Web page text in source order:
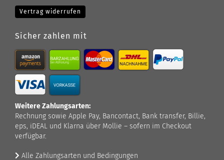
Vertrag widerrufen
Sicher zahlen mit
Weitere Zahlungsarten:
Rechnung sowie Apple Pay, Bancontact, Bank transfer, Billie,
eps, iDEAL und Klarna über Mollie – sofern im Checkout
verfügbar.
Alle Zahlungsarten und Bedingungen